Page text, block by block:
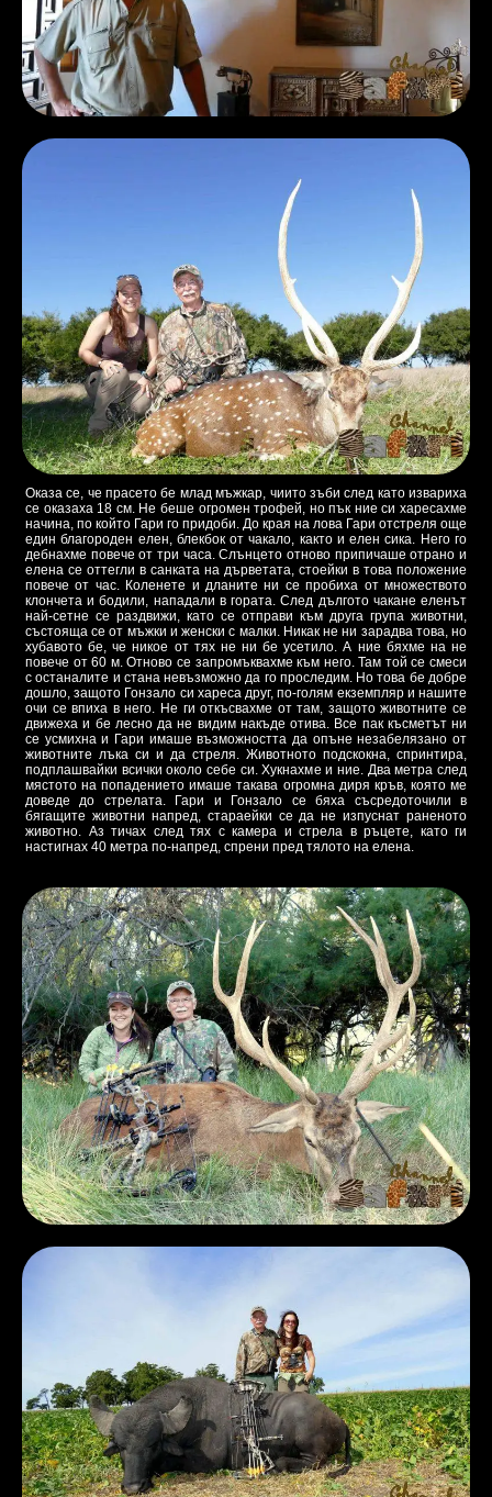
Оказа се, че прасето бе млад мъжкар, чиито зъби след като извариха
се оказаха 18 см. Не беше огромен трофей, но пък ние си харесахме
начина, по който Гари го придоби. До края на лова Гари отстреля още
един благороден елен, блекбок от чакало, както и елен сика. Него го
дебнахме повече от три часа. Слънцето отново припичаше отрано и
елена се оттегли в санката на дърветата, стоейки в това положение
повече от час. Коленете и дланите ни се пробиха от множеството
клончета и бодили, нападали в гората. След дългото чакане еленът
най-сетне се раздвижи, като се отправи към друга група животни,
състояща се от мъжки и женски с малки. Никак не ни зарадва това, но
хубавото бе, че никое от тях не ни бе усетило. А ние бяхме на не
повече от 60 м. Отново се запромъквахме към него. Там той се смеси
с останалите и стана невъзможно да го проследим. Но това бе добре
дошло, защото Гонзало си хареса друг, по-голям екземпляр и нашите
очи се впиха в него. Не ги откъсвахме от там, защото животните се
движеха и бе лесно да не видим накъде отива. Все пак късметът ни
се усмихна и Гари имаше възможността да опъне незабелязано от
животните лъка си и да стреля. Животното подскокна, спринтира,
подплашвайки всички около себе си. Хукнахме и ние. Два метра след
мястото на попадението имаше такава огромна диря кръв, която ме
доведе до стрелата. Гари и Гонзало се бяха съсредоточили в
бягащите животни напред, стараейки се да не изпуснат раненото
животно. Аз тичах след тях с камера и стрела в ръцете, като ги
настигнах 40 метра по-напред, спрени пред тялото на елена.